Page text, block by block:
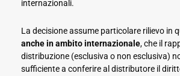
internazionali.
La decisione assume particolare rilievo in
anche in ambito internazionale, che il
distribuzione (esclusiva o non esclusiva)
sufficiente a conferire al distributore il